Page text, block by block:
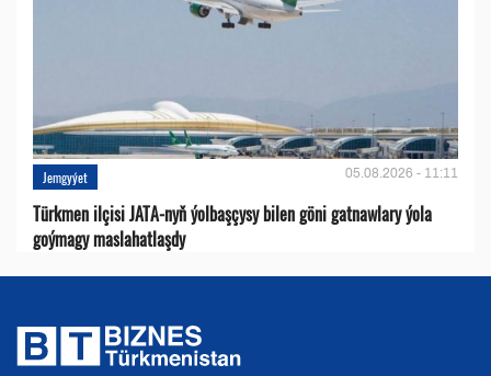
Jemgyýet 05.08.2026 - 11:11
Türkmen ilçisi JATA-nyň ýolbaşçysy bilen göni gatnawlary ýola
goýmagy maslahatlaşdy